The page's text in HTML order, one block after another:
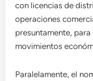
con licencias de
operaciones
presuntamente,
movimientos
Paralelamente, el